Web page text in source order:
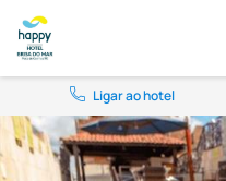
Ligar ao hotel